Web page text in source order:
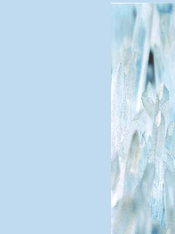
瓷霧化片